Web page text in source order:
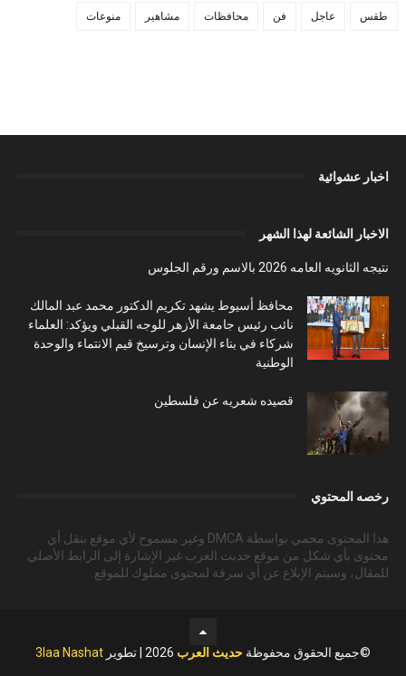
طقس عاجل فن محافظات مشاهير منوعات
اخبار عشوائية
الاخبار الشائعة لهذا الشهر
نتيجه الثانويه العامه 2026 بالاسم ورقم الجلوس
محافظ أسيوط يشهد تكريم الدكتور محمد عبد المالك
نائب رئيس جامعة الأزهر للوجه القبلي ويؤكد: العلماء
شركاء في بناء الإنسان وترسيخ قيم الانتماء والوحدة
الوطنية
قصيده شعريه عن فلسطين
رخصه المحتوي
هذا المحتوى محمي بواسطة DMCA وغير مسموح لأي موقع بنقل أي
محتوى بأي شكل من موقع حديث العرب غير الإشارة إلى الرابط الأصلي
للمقال، وسيتم الإبلاغ عن أي سرقة لمحتوى مملوك للموقع.
©جميع الحقوق محفوظة حديث العرب 2026 | تطوير 3laa Nashat